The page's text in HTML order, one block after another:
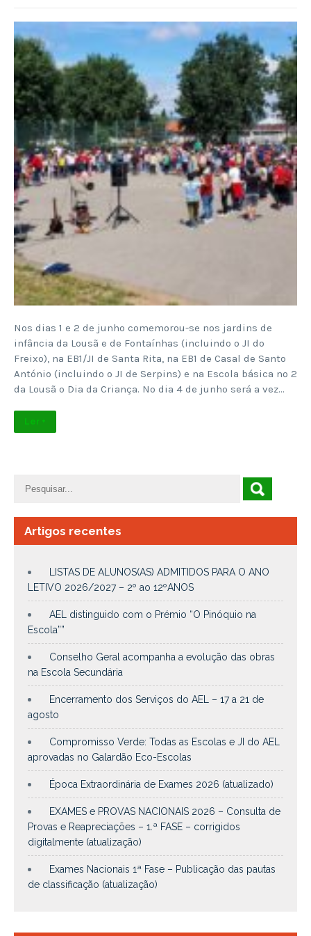
Nos dias 1 e 2 de junho comemorou-se nos jardins de
infância da Lousã e de Fontaínhas (incluindo o JI do
Freixo), na EB1/JI de Santa Rita, na EB1 de Casal de Santo
António (incluindo o JI de Serpins) e na Escola básica nº 2
da Lousã o Dia da Criança. No dia 4 de junho será a vez…
Ler +
Artigos recentes
LISTAS DE ALUNOS(AS) ADMITIDOS PARA O ANO
LETIVO 2026/2027 – 2º ao 12ºANOS
AEL distinguido com o Prémio “O Pinóquio na
Escola””
Conselho Geral acompanha a evolução das obras
na Escola Secundária
Encerramento dos Serviços do AEL – 17 a 21 de
agosto
Compromisso Verde: Todas as Escolas e JI do AEL
aprovadas no Galardão Eco-Escolas
Época Extraordinária de Exames 2026 (atualizado)
EXAMES e PROVAS NACIONAIS 2026 – Consulta de
Provas e Reapreciações – 1.ª FASE – corrigidos
digitalmente (atualização)
Exames Nacionais 1ª Fase – Publicação das pautas
de classificação (atualização)